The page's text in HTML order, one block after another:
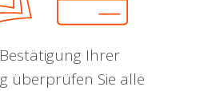
Ihrer
überprüfen Sie alle